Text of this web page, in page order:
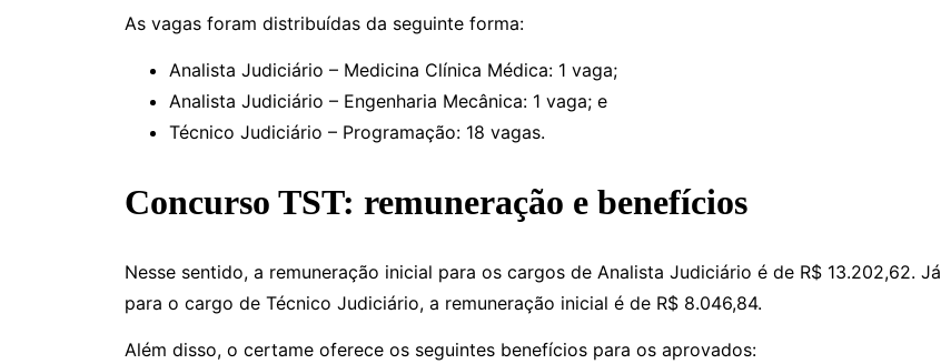
As vagas foram distribuídas da seguinte forma:
Analista Judiciário – Medicina Clínica Médica: 1 vaga;
Analista Judiciário – Engenharia Mecânica: 1 vaga; e
Técnico Judiciário – Programação: 18 vagas.
Concurso TST: remuneração e benefícios
Nesse sentido, a remuneração inicial para os cargos de Analista Judiciário é de R$ 13.202,62. Já
para o cargo de Técnico Judiciário, a remuneração inicial é de R$ 8.046,84.
Além disso, o certame oferece os seguintes benefícios para os aprovados: